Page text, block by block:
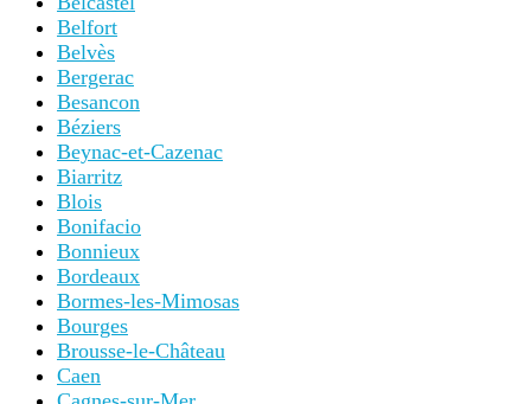
Belfort
Belvès
Bergerac
Besancon
Béziers
Beynac-et-Cazenac
Biarritz
Blois
Bonifacio
Bonnieux
Bordeaux
Bormes-les-Mimosas
Bourges
Brousse-le-Château
Caen